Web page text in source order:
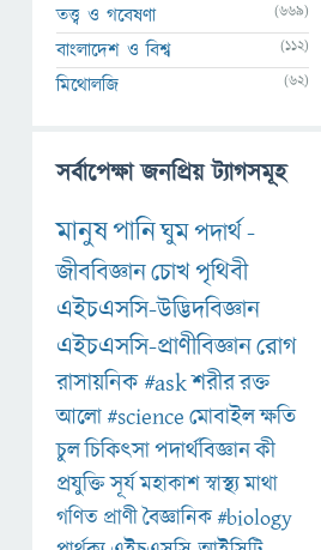
তত্ত্ব ও গবেষণা (669)
বাংলাদেশ ও বিশ্ব (112)
মিথোলজি (62)
সর্বাপেক্ষা জনপ্রিয় ট্যাগসমূহ
মানুষপানিঘুমপদার্থ-
জীববিজ্ঞানচোখপৃথিবী
এইচএসসি-উদ্ভিদবিজ্ঞান
এইচএসসি-প্রাণীবিজ্ঞানরোগ
রাসায়নিক#askশরীররক্ত
আলো#scienceমোবাইলক্ষতি
চুলচিকিৎসাপদার্থবিজ্ঞানকী
প্রযুক্তিসূর্যমহাকাশস্বাস্থ্যমাথা
গণিত প্রাণীবৈজ্ঞানিক#biology